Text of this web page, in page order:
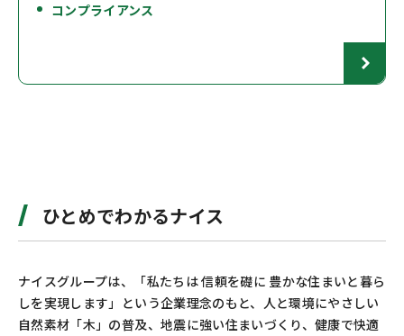
コンプライアンス
ひとめでわかるナイス
ナイスグループは、「私たちは 信頼を礎に 豊かな住まいと暮ら
しを実現します」という企業理念のもと、人と環境にやさしい
自然素材「木」の普及、地震に強い住まいづくり、健康で快適